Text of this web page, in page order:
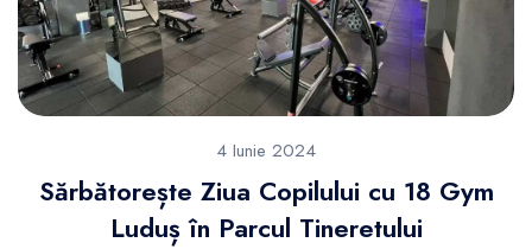
4 Iunie 2024
Sărbătorește Ziua Copilului cu 18 Gym
Luduș în Parcul Tineretului